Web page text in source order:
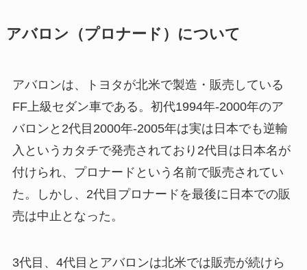
アバロン（プロナード）について
アバロンは、トヨタが北米で製造・販売している
FF上級セダン車である。初代1994年-2000年のア
バロンと2代目2000年-2005年は実は日本でも逆輸
入というカタチで発売されており2代目は日本名が
付けられ、プロナードという名前で販売されてい
た。しかし、2代目プロナードを最後に日本での販
売は中止となった。
3代目、4代目とアバロンは北米では販売が続けら